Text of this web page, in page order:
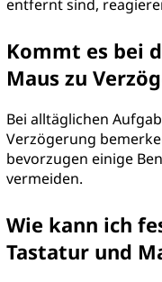
entfernt sind,
Kommt es bei
Maus zu
Bei alltäglichen
Verzögerung
bevorzugen einige
vermeiden.
Wie kann ich
Tastatur und